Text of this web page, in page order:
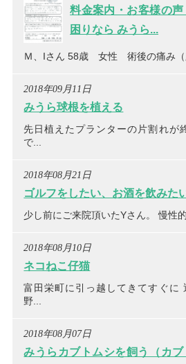
料金案内・お客様の
困りなら みうら...
Ｍ、Iさん 58歳 女性 術後の痛み（
2018年09月11日
みうら球根を植える
先日植えたプランターの片割れが
で...
2018年08月21日
ゴルフをしたい、お酒を飲みた
少し前にご来院頂いたYさん。 慢性
2018年08月10日
ネコねこ仔猫
富田栄町に引っ越してきてすぐに
野...
2018年08月07日
みうらカブトムシを飼う（カブ